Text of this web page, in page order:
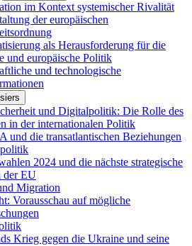
im Kontext systemischer Rivalität
der europäischen
als Herausforderung für die
und europäische Politik
und technologische
und Digitalpolitik: Die Rolle des
in der internationalen Politik
und die transatlantischen Beziehungen
2024 und die nächste strategische
der EU
Migration
Vorausschau auf mögliche
Krieg gegen die Ukraine und seine